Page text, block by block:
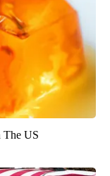
The US